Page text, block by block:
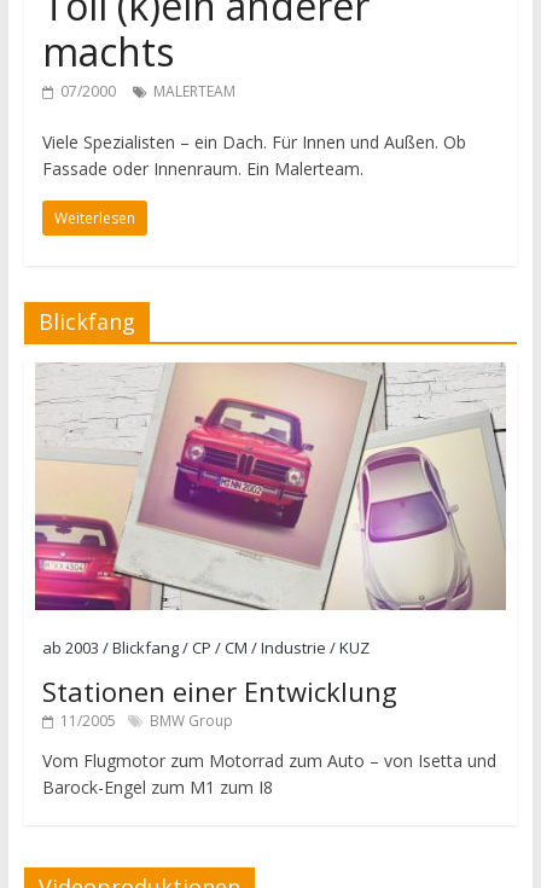
machts
07/2000 MALERTEAM
Viele Spezialisten – ein Dach. Für Innen und Außen. Ob
Fassade oder Innenraum. Ein Malerteam.
Weiterlesen
Blickfang
ab 2003 /Blickfang/CP / CM /Industrie /KUZ
Stationen einer Entwicklung
11/2005 BMW Group
Vom Flugmotor zum Motorrad zum Auto – von Isetta und
Barock-Engel zum M1 zum I8